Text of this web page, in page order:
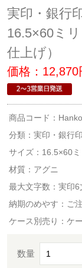
実印・銀行
16.5×60ミ
仕上げ）
価格：12,870
商品コード：
分類： 実印・銀行
サイズ：16.5×60
材質：アグニ
最大文字数：実印
納期のめやす：ご
ケース別売り：ケ
数量